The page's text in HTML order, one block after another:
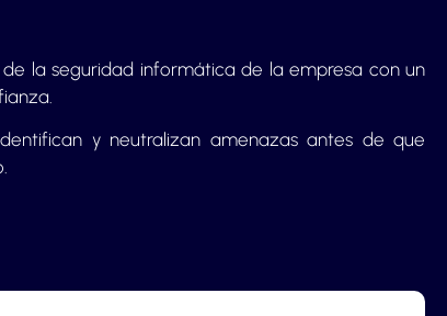
la seguridad informática de la empresa con un
y neutralizan amenazas antes de que